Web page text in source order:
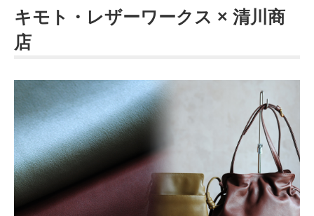
日本の革の良さを知ろう
お問い合わせ
キモト・レザーワークス × 清川商
店